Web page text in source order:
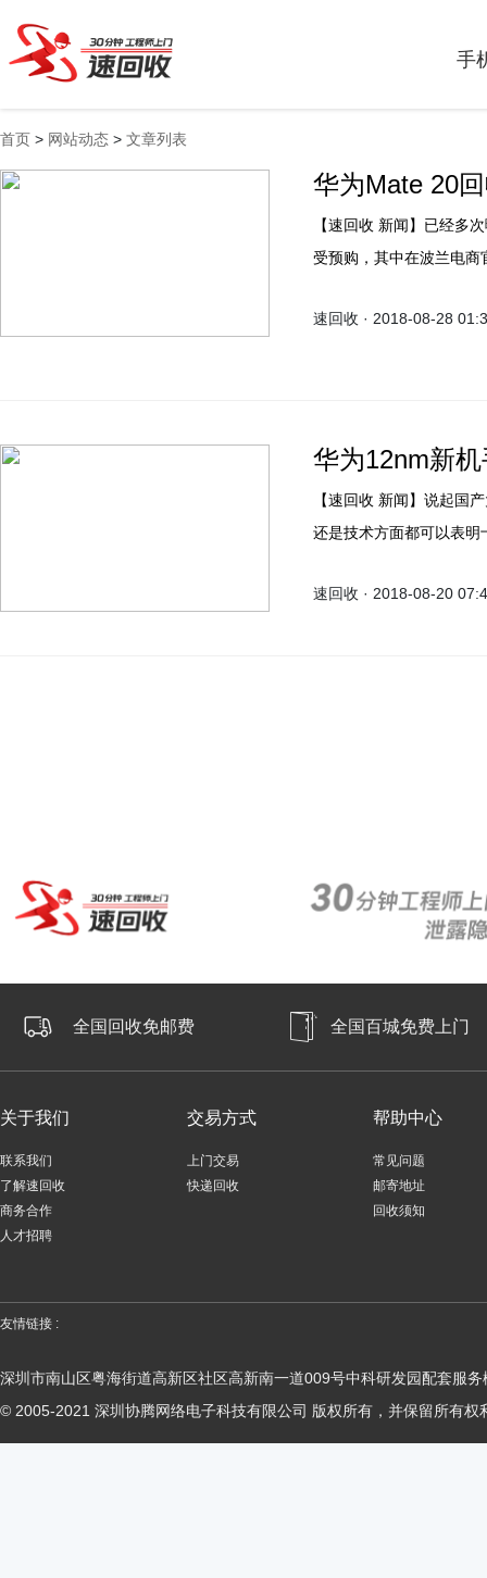
手
首页 > 网站动态 > 文章列表
华为Mate 20
【速回收 新闻】已经多次曝光的华为Mate 20 Lite被发现在波兰和德国地区上架接
受预购，其中在波兰电商官方给
系。
速回收 · 2018-08-28
华为12nm新
【速回收 新闻】说起国产大场之一的华为，从近几年的市场反应来看无论是在设计
还是技术方面都可以表
方面还是其它方面都有
速回收 · 2018-08-20
全国回收免邮费 全国百城免费上门
关于我们
联系我们
了解速回收
商务合作
人才招聘
交易方式
上门交易
快递回收
帮助中心
常见问题
邮寄地址
回收须知
友情链接 :
深圳市南山区粤海街道高新区社区高新南一道009号中科研发园配套服务
© 2005-2021 深圳协腾网络电子科技有限公司 版权所有，并保留所有权